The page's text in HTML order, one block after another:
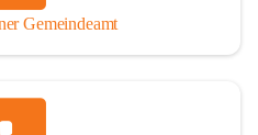
Gemeindeamt